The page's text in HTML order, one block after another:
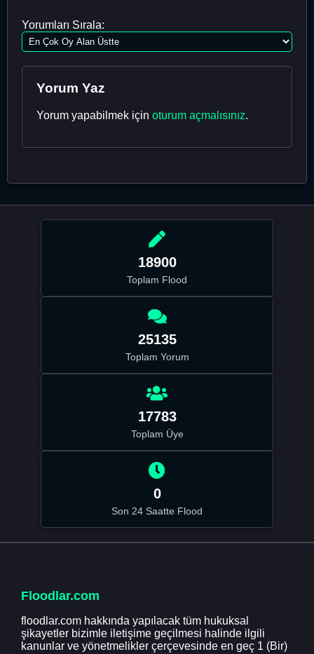
Yorumları Sırala:
Yorum Yaz
Yorum yapabilmek için oturum açmalısınız.
18900
Toplam Flood
25135
Toplam Yorum
17783
Toplam Üye
0
Son 24 Saatte Flood
Floodlar.com
floodlar.com hakkında yapılacak tüm hukuksal
şikayetler bizimle iletişime geçilmesi halinde ilgili
kanunlar ve yönetmelikler çerçevesinde en geç 1 (Bir)